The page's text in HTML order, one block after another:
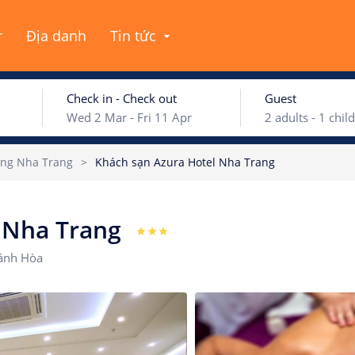
Địa danh Tin tức
Check in - Check out
Wed 2 Mar - Fri 11 Apr
Wed Thu Fri Sat
29
5
12 13 14 15
7 9
13 14 15
Guest
2 adults - 1
Rooms
Nha Trang > Khách sạn Azura Hotel Nha Trang
Trang
Hòa